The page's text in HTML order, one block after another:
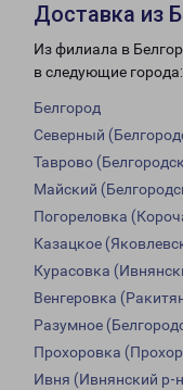
Доставка из
Из филиала в
в следующие города:
Белгород
Северный
Таврово
Майский
Погореловка
Казацкое
Курасовка
Венгеровка
Разумное
Прохоровка
Ивня (Ивнянский р-